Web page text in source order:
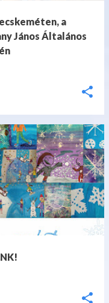
a
János Általános